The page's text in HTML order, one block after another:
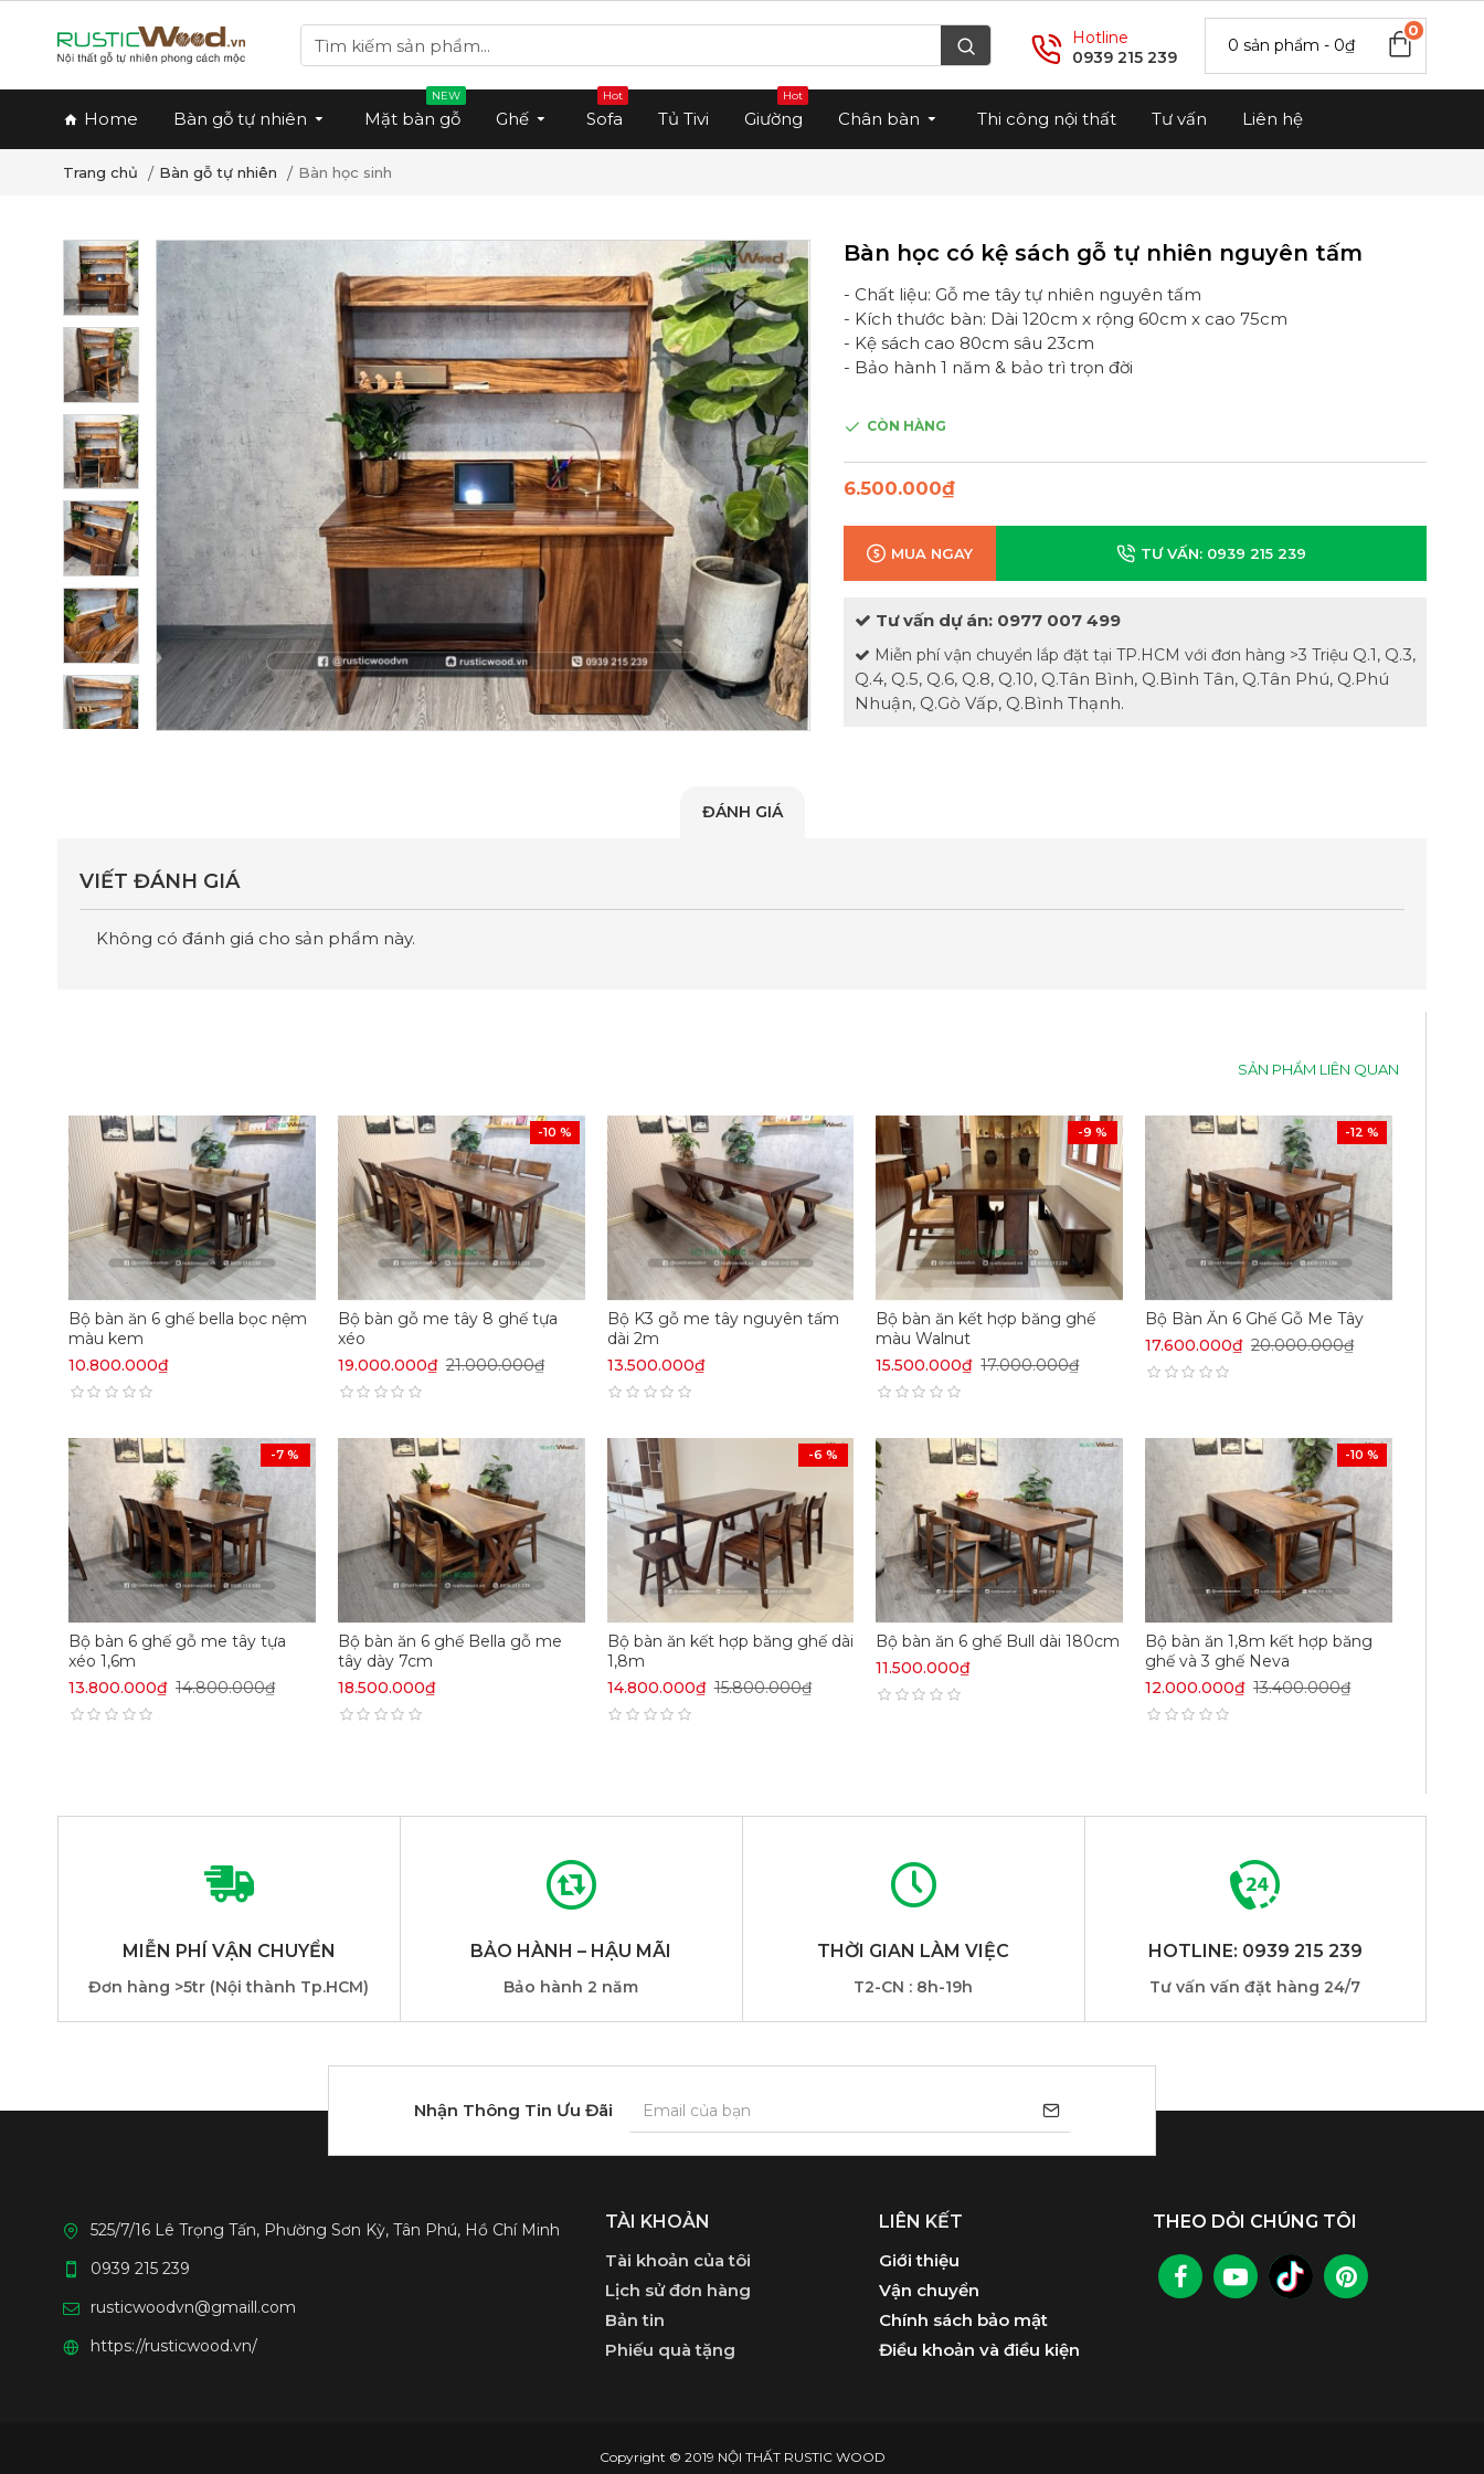
Hotline
0939 215 239
0 sản phẩm - 0₫
0
Home Bàn gỗ tự nhiên Mặt bàn gỗ
NEW
Ghế Sofa
Hot
Tủ Tivi Giường
Hot
Chân bàn Thi công nội thất Tư vấn Liên hệ
Trang chủ Bàn gỗ tự nhiên Bàn học sinh
Bàn học có kệ sách gỗ tự nhiên nguyên tấm
- Chất liệu: Gỗ me tây tự nhiên nguyên tấm
- Kích thước bàn: Dài 120cm x rộng 60cm x cao 75cm
- Kệ sách cao 80cm sâu 23cm
- Bảo hành 1 năm & bảo trì trọn đời
CÒN HÀNG
6.500.000₫
MUA NGAY TƯ VẤN: 0939 215 239
Tư vấn dự án: 0977 007 499
Miễn phí vận chuyển lắp đặt tại TP.HCM với đơn hàng >3 Triệu Q.1, Q.3,
Q.4, Q.5, Q.6, Q.8, Q.10, Q.Tân Bình, Q.Bình Tân, Q.Tân Phú, Q.Phú
Nhuận, Q.Gò Vấp, Q.Bình Thạnh.
ĐÁNH GIÁ
VIẾT ĐÁNH GIÁ
Không có đánh giá cho sản phẩm này.
SẢN PHẨM LIÊN QUAN
Bộ bàn ăn 6 ghế bella bọc nệm
màu kem
10.800.000₫
-10 %
Bộ bàn gỗ me tây 8 ghế tựa
xéo
19.000.000₫ 21.000.000₫
Bộ K3 gỗ me tây nguyên tấm
dài 2m
13.500.000₫
-9 %
Bộ bàn ăn kết hợp băng ghế
màu Walnut
15.500.000₫ 17.000.000₫
-12 %
Bộ Bàn Ăn 6 Ghế Gỗ Me Tây
17.600.000₫ 20.000.000₫
-7 %
Bộ bàn 6 ghế gỗ me tây tựa
xéo 1,6m
13.800.000₫ 14.800.000₫
Bộ bàn ăn 6 ghế Bella gỗ me
tây dày 7cm
18.500.000₫
-6 %
Bộ bàn ăn kết hợp băng ghế dài
1,8m
14.800.000₫ 15.800.000₫
Bộ bàn ăn 6 ghế Bull dài 180cm
11.500.000₫
-10 %
Bộ bàn ăn 1,8m kết hợp băng
ghế và 3 ghế Neva
12.000.000₫ 13.400.000₫
MIỄN PHÍ VẬN CHUYỂN
Đơn hàng >5tr (Nội thành Tp.HCM)
BẢO HÀNH – HẬU MÃI
Bảo hành 2 năm
THỜI GIAN LÀM VIỆC
T2-CN : 8h-19h
HOTLINE: 0939 215 239
Tư vấn vấn đặt hàng 24/7
Nhận Thông Tin Ưu Đãi
525/7/16 Lê Trọng Tấn, Phường Sơn Kỳ, Tân Phú, Hồ Chí Minh
0939 215 239
rusticwoodvn@gmaill.com
https://rusticwood.vn/
TÀI KHOẢN
Tài khoản của tôi
Lịch sử đơn hàng
Bản tin
Phiếu quà tặng
LIÊN KẾT
Giới thiệu
Vận chuyển
Chính sách bảo mật
Điều khoản và điều kiện
THEO DỎI CHÚNG TÔI
Copyright © 2019 NỘI THẤT RUSTIC WOOD